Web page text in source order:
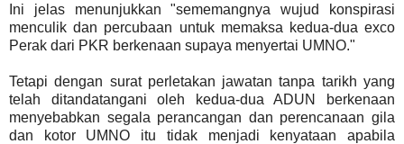
Ini jelas menunjukkan "sememangnya wujud konspirasi
menculik dan percubaan untuk memaksa kedua-dua exco
Perak dari PKR berkenaan supaya menyertai UMNO."
Tetapi dengan surat perletakan jawatan tanpa tarikh yang
telah ditandatangani oleh kedua-dua ADUN berkenaan
menyebabkan segala perancangan dan perencanaan gila
dan kotor UMNO itu tidak menjadi kenyataan apabila